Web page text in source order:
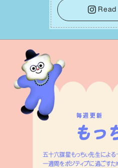
しょう。そのブレない
って有意義で安定し
す。
毎週更新
五十六謀星もっちぃ先生による
一週間をポジティブに過ごすた